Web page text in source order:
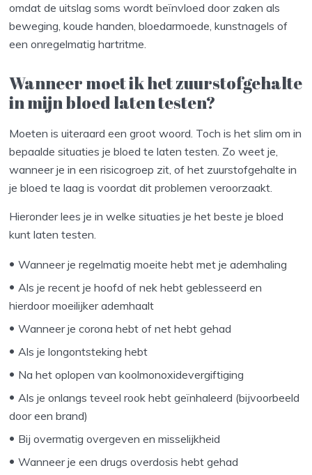
omdat de uitslag soms wordt beïnvloed door zaken als
beweging, koude handen, bloedarmoede, kunstnagels of
een onregelmatig hartritme.
Wanneer moet ik het zuurstofgehalte
in mijn bloed laten testen?
Moeten is uiteraard een groot woord. Toch is het slim om in
bepaalde situaties je bloed te laten testen. Zo weet je,
wanneer je in een risicogroep zit, of het zuurstofgehalte in
je bloed te laag is voordat dit problemen veroorzaakt.
Hieronder lees je in welke situaties je het beste je bloed
kunt laten testen.
Wanneer je regelmatig moeite hebt met je ademhaling
Als je recent je hoofd of nek hebt geblesseerd en
hierdoor moeilijker ademhaalt
Wanneer je corona hebt of net hebt gehad
Als je longontsteking hebt
Na het oplopen van koolmonoxidevergiftiging
Als je onlangs teveel rook hebt geïnhaleerd (bijvoorbeeld
door een brand)
Bij overmatig overgeven en misselijkheid
Wanneer je een drugs overdosis hebt gehad